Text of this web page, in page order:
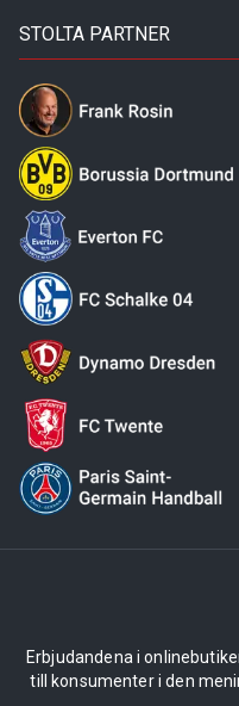
STOLTA PARTNER
Erbjudandena i
till konsumenter i den